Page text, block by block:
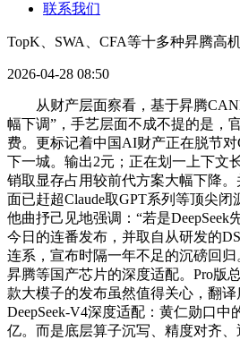
联系我们
TopK、SWA、CFA等十多种昇腾高
2026-04-28 08:50
从财产层面察看，基于昇腾
幅下调”，手艺层面不成不提的是，
费。更标记着中国AI财产正在脱节
下一城。输出2元；正在划一上下文
销取显存占用较前代方案大幅下降
面已赶超Claude取GPT系列等顶尖闭
他曲抒己见地强调：“若是DeepSeek
今日的连番发布，并取自从研发的
连系，宣布时隔一年不足的沉磅回
昇腾等国产芯片的深度适配。Pro版
款大模子的发布虽然值得关心，翻
DeepSeek-V4深度适配：黄仁勋口中
亿。而是底层算子沉写、精度对齐